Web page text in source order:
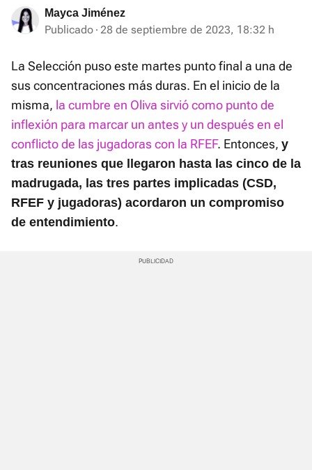
Mayca Jiménez
Publicado 28 de septiembre de 2023, 18:32 h
La Selección puso este martes punto final a una de
sus concentraciones más duras. En el inicio de la
misma, la cumbre en Oliva sirvió como punto de
inflexión para marcar un antes y un después en el
conflicto de las jugadoras con la RFEF. Entonces, y
tras reuniones que llegaron hasta las cinco de la
madrugada, las tres partes implicadas (CSD,
RFEF y jugadoras) acordaron un compromiso
de entendimiento.